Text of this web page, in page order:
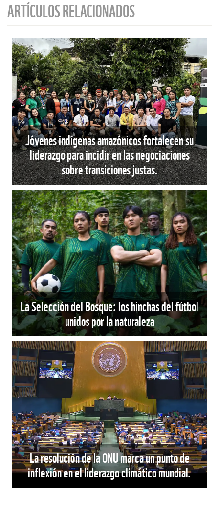
ARTÍCULOS RELACIONADOS
Jóvenes indígenas amazónicos fortalecen su
liderazgo para incidir en las negociaciones
sobre transiciones justas.
La Selección del Bosque: los hinchas del fútbol
unidos por la naturaleza
La resolución de la ONU marca un punto de
inflexión en el liderazgo climático mundial.